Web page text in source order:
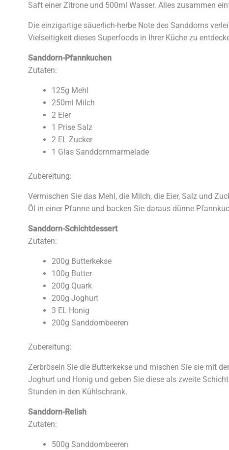
Saft einer Zitrone und 500ml Wasser. Alles zusammen
Die einzigartige säuerlich-herbe Note des Sanddorns
Vielseitigkeit dieses Superfoods in Ihrer Küche zu
Sanddorn-Pfannkuchen
Zutaten:
125g Mehl
250ml Milch
2 Eier
1 Prise Salz
2 EL Zucker
1 Glas Sanddornmarmelade
Zubereitung:
Vermischen Sie das Mehl, die Milch, die Eier, Salz und
Öl in einer Pfanne und backen Sie daraus dünne
Sanddorn-Schichtdessert
Zutaten:
200g Butterkekse
100g Butter
200g Quark
200g Joghurt
3 EL Honig
200g Sanddornbeeren
Zubereitung:
Zerbröseln Sie die Butterkekse und mischen Sie sie mit
Joghurt und Honig und geben Sie diese als zweite
Stunden in den Kühlschrank.
Sanddorn-Relish
Zutaten:
500g Sanddornbeeren